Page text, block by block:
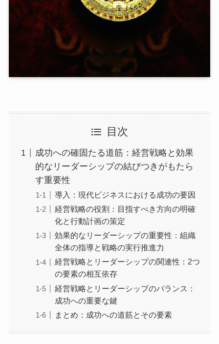
目次
成功への確固たる道筋：経営戦略と効果
的なリーダーシップの結びつきがもたら
す重要性
導入：現代ビジネスにおける成功の要因
経営戦略の役割：目指すべき方向の明確
化と行動計画の策定
効果的なリーダーシップの重要性：組織
全体の指導と戦略の実行推進力
経営戦略とリーダーシップの関連性：2つ
の要素の相互依存
経営戦略とリーダーシップのバランス：
成功への重要な鍵
まとめ：成功への道筋とその要素